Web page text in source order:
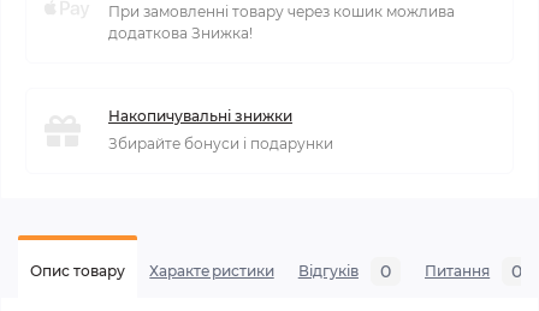
При замовленні товару через кошик можлива
додаткова Знижка!
Накопичувальні знижки
Збирайте бонуси і подарунки
Опис товару Характеристики Відгуків 0 Питання 0